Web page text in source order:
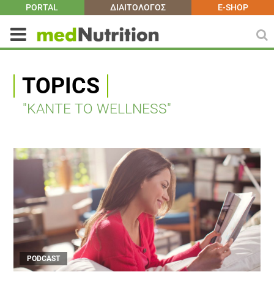
PORTAL ΔΙΑΙΤΟΛΟΓΟΣ E-SHOP
TOPICS
"KANTE TO WELLNESS"
PODCAST